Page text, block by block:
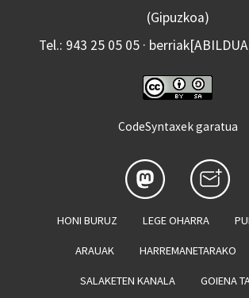
(Gipuzkoa)
Tel.: 943 25 05 05 ·
CodeSyntaxek garatua
HONI BURUZ LEGE OHARRA
ARAUAK HARREMANETARAKO
SALAKETEN KANALA GOIENA